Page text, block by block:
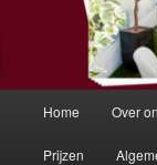
Home Over
Prijzen